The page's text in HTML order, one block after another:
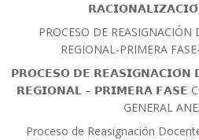
PROCESO DE
REGIONAL-PRIMERA
𝗣𝗥𝗢𝗖𝗘𝗦𝗢 𝗗𝗘 𝗥𝗘𝗔𝗦𝗜𝗚𝗡𝗔𝗖𝗜𝗢́𝗡
𝗥𝗘𝗚𝗜𝗢𝗡𝗔𝗟 – 𝗣𝗥𝗜𝗠𝗘𝗥𝗔 𝗙𝗔𝗦𝗘
GENERAL
Proceso de Reasignación